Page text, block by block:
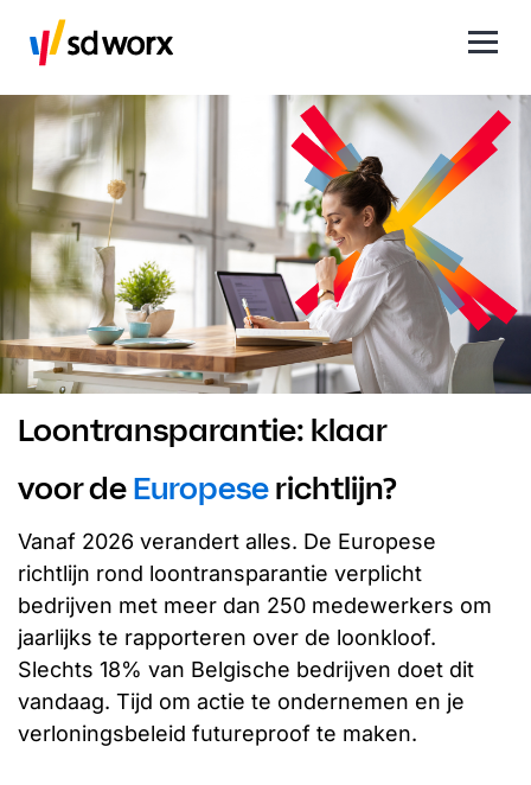
Loontransparantie: klaar
voor deEuropeserichtlijn?
Vanaf 2026 verandert alles. De Europese
richtlijn rond loontransparantie verplicht
bedrijven met meer dan 250 medewerkers om
jaarlijks te rapporteren over de loonkloof.
Slechts 18% van Belgische bedrijven doet dit
vandaag. Tijd om actie te ondernemen en je
verloningsbeleid futureproof te maken.